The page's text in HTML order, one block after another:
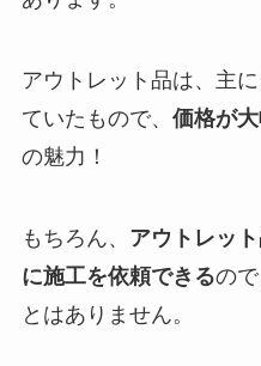
アウトレット品は、主
ていたもので、 価格が大
の魅力！
もちろん、 アウトレッ
に施工を依頼できるの
とはありません。